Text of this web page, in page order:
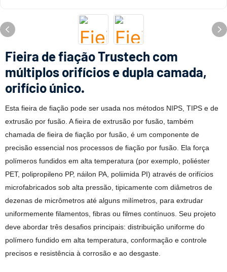
Fieira de fiação Trustech com
múltiplos orifícios e dupla camada,
orifício único.
Esta fieira de fiação pode ser usada nos métodos NIPS, TIPS e de
extrusão por fusão. A fieira de extrusão por fusão, também
chamada de fieira de fiação por fusão, é um componente de
precisão essencial nos processos de fiação por fusão. Ela força
polímeros fundidos em alta temperatura (por exemplo, poliéster
PET, polipropileno PP, náilon PA, poliimida PI) através de orifícios
microfabricados sob alta pressão, tipicamente com diâmetros de
dezenas de micrômetros até alguns milímetros, para extrudar
uniformemente filamentos, fibras ou filmes contínuos. Seu projeto
deve abordar três desafios principais: distribuição uniforme do
polímero fundido em alta temperatura, conformação e controle
precisos e resistência à corrosão e ao desgaste.